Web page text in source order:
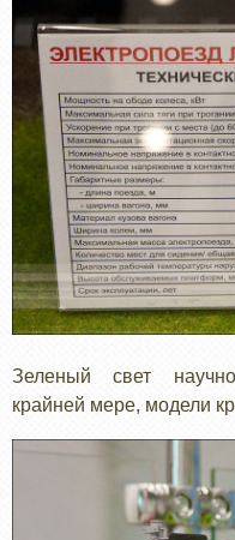
Зеленый свет
крайней мере, модели